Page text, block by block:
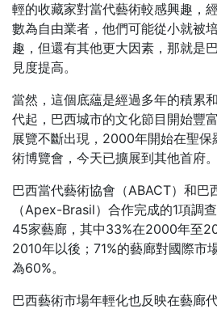
輕的收藏家對當代藝術較感興趣，
數為自由業者，他們可能從小就被
趣，但還有其他更大因素，那就是
見度提高。
當然，這個底蘊是經過多年的積累
代起，巴西城市的文化節目開始豐
展覽不斷出現，2000年開始在聖保
術博覽會，今天已擴展到其他首府。
巴西當代藝術協會（ABACT）和巴
（Apex-Brasil）合作完成的1項調
45家藝廊，其中33%在2000年至
2010年以後；71%的藝廊對國際市
為60%。
巴西藝術市場年輕化也反映在藝廊